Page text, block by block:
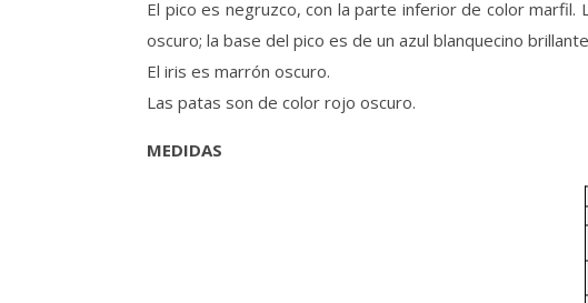
El pico es negruzco, con la parte inferior de color
oscuro; la base del pico es de un azul blanquecino
El iris es marrón oscuro.
Las patas son de color rojo oscuro.
MEDIDAS